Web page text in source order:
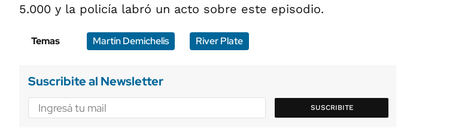
5.000 y la policía labró un acto sobre este episodio.
Temas Martín Demichelis River Plate
Suscribite al Newsletter
SUSCRIBITE